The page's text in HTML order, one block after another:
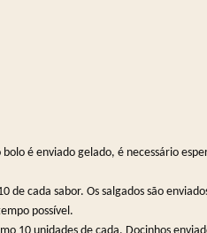
é enviado gelado, é necessário
de cada sabor. Os salgados são
possível.